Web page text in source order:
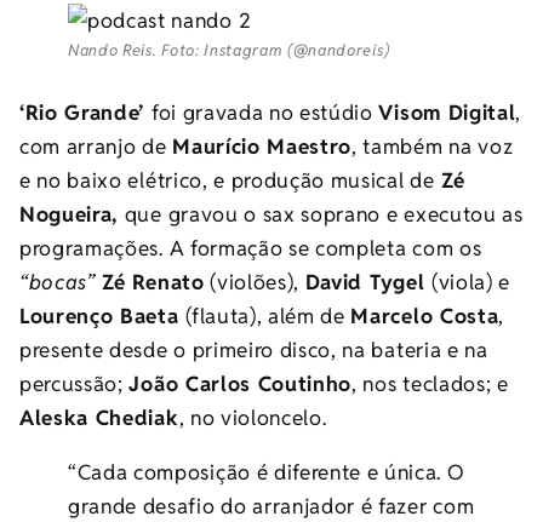
Nando Reis. Foto: Instagram (@nandoreis)
‘Rio Grande’ foi gravada no estúdioVisom Digital,
com arranjo de Maurício Maestro, também na voz
e no baixo elétrico, e produção musical de Zé
Nogueira, que gravou o sax soprano e executou as
programações. A formação se completa com os
“bocas”Zé Renato (violões), David Tygel (viola) e
Lourenço Baeta(flauta), além de Marcelo Costa,
presente desde o primeiro disco, na bateria e na
percussão;João Carlos Coutinho, nos teclados; e
Aleska Chediak, no violoncelo.
“Cada composição é diferente e única. O
grande desafio do arranjador é fazer com